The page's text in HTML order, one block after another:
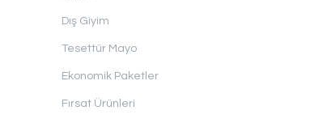
Dış Giyim
Tesettür Mayo
Ekonomik Paketler
Fırsat Ürünleri